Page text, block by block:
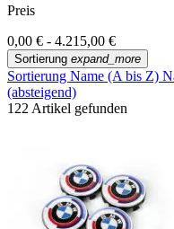
Preis
0,00 € - 4.215,00 €
Sortierung expand_more
Sortierung Name (A bis Z)
(absteigend)
122 Artikel gefunden